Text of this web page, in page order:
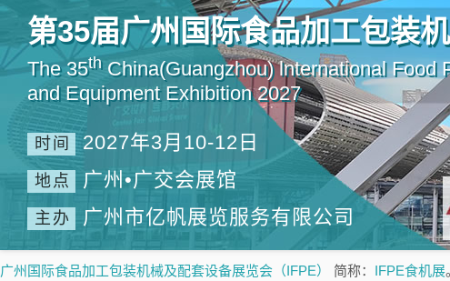
第35届广州国际食品加工包装
The 35thChina(Guangzhou) lnternational Food
and Equipment Exhibition 2027
时间 2027年3月10-12日
地点 广州•广交会展馆
主办 广州市亿帆展览服务有限公司
广州国际食品加工包装机械及配套设备展览会（IFPE） 简称： IFPE食机展